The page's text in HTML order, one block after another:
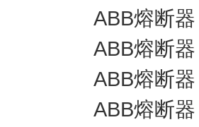
ABB熔断
ABB熔断
ABB熔断
ABB熔断